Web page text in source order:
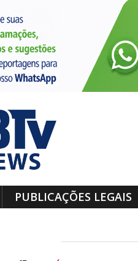
PUBLICAÇÕES LEGAIS